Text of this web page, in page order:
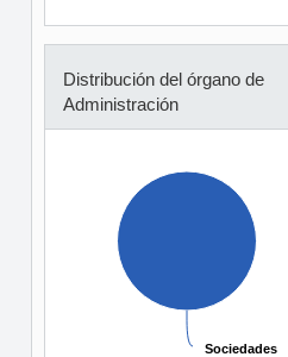
Distribución del órgano de
Administración
Sociedades
Sociedades